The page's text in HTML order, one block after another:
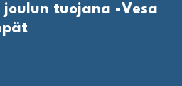
joulun tuojana -Vesa